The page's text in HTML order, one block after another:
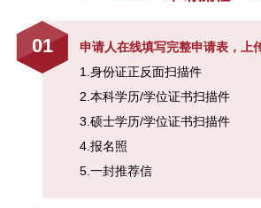
01
申请人在线填写完整申请表，上
1.身份证正反面扫描件
2.本科学历/学位证书扫描件
3.硕士学历/学位证书扫描件
4.报名照
5.一封推荐信
享金融—5月5日/北京
SAIF金融E沙龙|长富汇银大讲堂
《大资管背景下的并购趋势》
颠覆OR创新？ 9月10日【SAIF金
融E沙龙】解读金融服务的数字化